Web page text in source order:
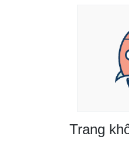
Trang